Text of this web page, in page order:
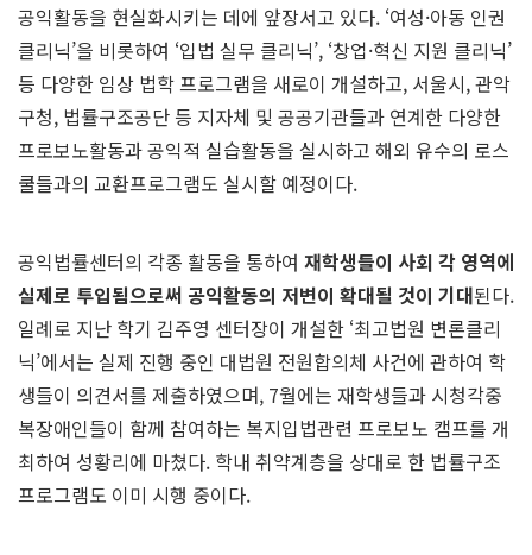
공익활동을 현실화시키는 데에 앞장서고 있다. ‘여성·아동 인권
클리닉’을 비롯하여 ‘입법 실무 클리닉’, ‘창업·혁신 지원 클리닉’
등 다양한 임상 법학 프로그램을 새로이 개설하고, 서울시, 관악
구청, 법률구조공단 등 지자체 및 공공기관들과 연계한 다양한
프로보노활동과 공익적 실습활동을 실시하고 해외 유수의 로스
쿨들과의 교환프로그램도 실시할 예정이다.
공익법률센터의 각종 활동을 통하여 재학생들이 사회 각 영역에
실제로 투입됨으로써 공익활동의 저변이 확대될 것이 기대된다.
일례로 지난 학기 김주영 센터장이 개설한 ‘최고법원 변론클리
닉’에서는 실제 진행 중인 대법원 전원합의체 사건에 관하여 학
생들이 의견서를 제출하였으며, 7월에는 재학생들과 시청각중
복장애인들이 함께 참여하는 복지입법관련 프로보노 캠프를 개
최하여 성황리에 마쳤다. 학내 취약계층을 상대로 한 법률구조
프로그램도 이미 시행 중이다.